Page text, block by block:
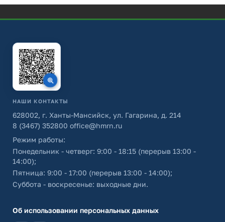
НАШИ КОНТАКТЫ
628002, г. Ханты-Мансийск, ул. Гагарина, д. 214
8 (3467) 352800 office@hmrn.ru
Режим работы:
Понедельник - четверг: 9:00 - 18:15 (перерыв 13:00 -
14:00);
Пятница: 9:00 - 17:00 (перерыв 13:00 - 14:00);
Суббота - воскресенье: выходные дни.
Об использовании персональных данных